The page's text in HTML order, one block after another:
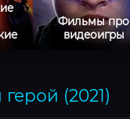
Фильмы про
видеоигры
(2021)